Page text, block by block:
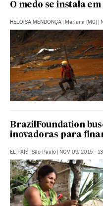
O medo se instala
HELOÍSA MENDONÇA | Mariana (MG) |
BrazilFoundation
inovadoras para
EL PAÍS | São Paulo | NOV 09, 2015 -